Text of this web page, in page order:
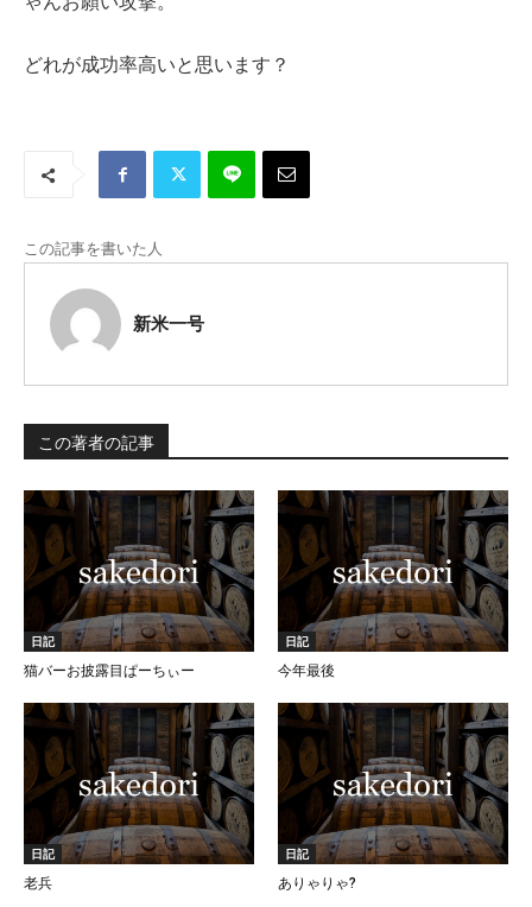
どれが成功率高いと思います？
この記事を書いた人
新米一号
この著者の記事
日記
猫バーお披露目ぱーちぃー
日記
今年最後
日記
老兵
日記
ありゃりゃ?